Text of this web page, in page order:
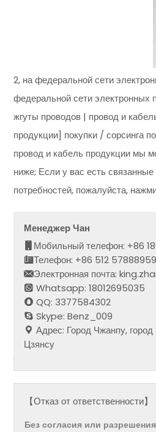
2, на федеральной сети
федеральной сети электронных
жгуты проводов | провод и
продукции] покупки / сорсинга
провод и кабель продукции мы
ниже; Если у вас есть
потребностей, пожалуйста,
Менеджер Чан
Мобильный телефон: +86
Телефон: +86 512 57888959
Электронная почта:
Whatsapp: 18012695035
QQ: 3377584302
Skype: Benz_009
Адрес: Город Чжанпу,
Цзянсу
【Отказ от ответственности】
Без согласия или